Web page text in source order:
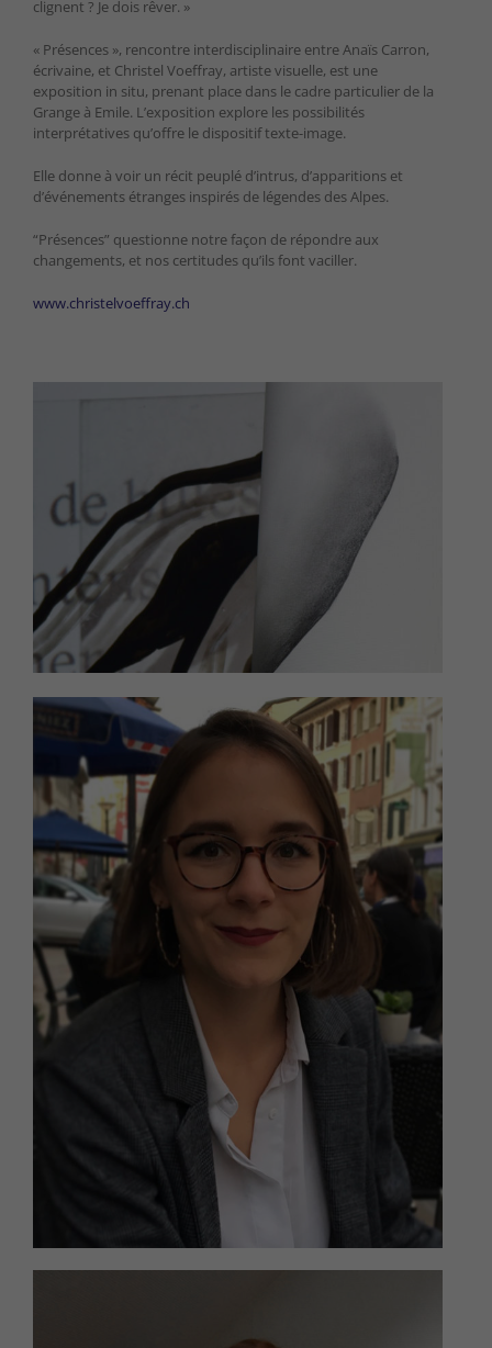
clignent ? Je dois rêver. »
« Présences », rencontre interdisciplinaire entre Anaïs Carron,
écrivaine, et Christel Voeffray, artiste visuelle, est une
exposition in situ, prenant place dans le cadre particulier de la
Grange à Emile. L’exposition explore les possibilités
interprétatives qu’offre le dispositif texte-image.
Elle donne à voir un récit peuplé d’intrus, d’apparitions et
d’événements étranges inspirés de légendes des Alpes.
“Présences” questionne notre façon de répondre aux
changements, et nos certitudes qu’ils font vaciller.
www.christelvoeffray.ch